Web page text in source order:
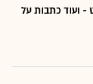
- ועוד כתבות על